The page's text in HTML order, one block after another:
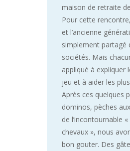
maison de retraite
Pour cette
et l’ancienne
simplement partagé
sociétés. Mais
appliqué à expliquer
jeu et à aider les
Après ces quelques
dominos, pèches
de l’incontournable
chevaux », nous
bon gouter. Des